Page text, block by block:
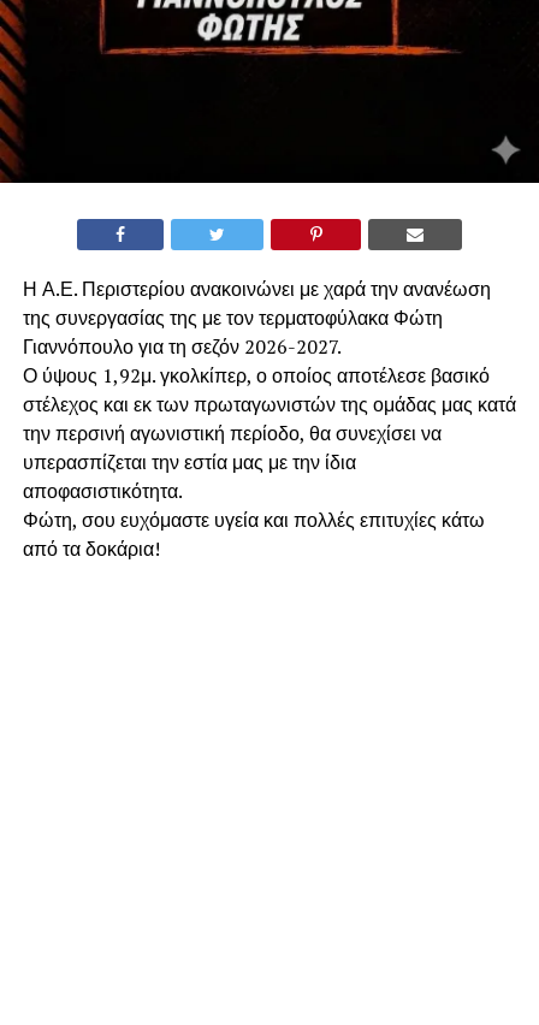
Η Α.Ε. Περιστερίου ανακοινώνει με χαρά την ανανέωση
της συνεργασίας της με τον τερματοφύλακα Φώτη
Γιαννόπουλο για τη σεζόν 2026-2027.
​Ο ύψους 1,92μ. γκολκίπερ, ο οποίος αποτέλεσε βασικό
στέλεχος και εκ των πρωταγωνιστών της ομάδας μας κατά
την περσινή αγωνιστική περίοδο, θα συνεχίσει να
υπερασπίζεται την εστία μας με την ίδια
αποφασιστικότητα.
​Φώτη, σου ευχόμαστε υγεία και πολλές επιτυχίες κάτω
από τα δοκάρια!